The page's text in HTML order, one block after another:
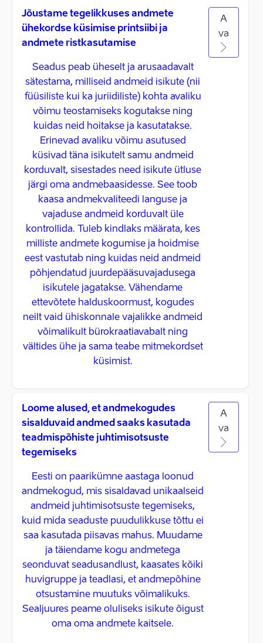
Jõustame tegelikkuses andmete
ühekordse küsimise printsiibi ja
andmete ristkasutamise
Seadus peab üheselt ja arusaadavalt
sätestama, milliseid andmeid isikute (nii
füüsiliste kui ka juriidiliste) kohta avaliku
võimu teostamiseks kogutakse ning
kuidas neid hoitakse ja kasutatakse.
Erinevad avaliku võimu asutused
küsivad täna isikutelt samu andmeid
korduvalt, sisestades need isikute ütluse
järgi oma andmebaasidesse. See toob
kaasa andmekvaliteedi languse ja
vajaduse andmeid korduvalt üle
kontrollida. Tuleb kindlaks määrata, kes
milliste andmete kogumise ja hoidmise
eest vastutab ning kuidas neid andmeid
põhjendatud juurdepääsuvajadusega
isikutele jagatakse. Vähendame
ettevõtete halduskoormust, kogudes
neilt vaid ühiskonnale vajalikke andmeid
võimalikult bürokraatiavabalt ning
vältides ühe ja sama teabe mitmekordset
küsimist.
A
va
Loome alused, et andmekogudes
sisalduvaid andmed saaks kasutada
teadmispõhiste juhtimisotsuste
tegemiseks
Eesti on paarikümne aastaga loonud
andmekogud, mis sisaldavad unikaalseid
andmeid juhtimisotsuste tegemiseks,
kuid mida seaduste puudulikkuse tõttu ei
saa kasutada piisavas mahus. Muudame
ja täiendame kogu andmetega
seonduvat seadusandlust, kaasates kõiki
huvigruppe ja teadlasi, et andmepõhine
otsustamine muutuks võimalikuks.
Sealjuures peame oluliseks isikute õigust
oma oma andmete kaitsele.
A
va